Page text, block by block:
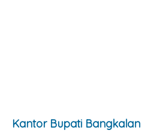
Kantor Bupati Bangkalan